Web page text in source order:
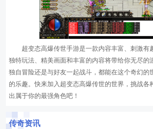
超变态高爆传世手游是一款内容丰富、刺激有
独特玩法、精美画面和丰富的内容将带给你无尽的
独自冒险还是与好友一起战斗，都能在这个奇幻的
的乐趣。快来加入超变态高爆传世的世界，挑战各
出属于你的最强角色吧！
传奇资讯